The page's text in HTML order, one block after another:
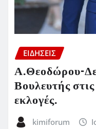
ΕΙΔΗΣΕΙΣ
Α.Θεοδώρου-
Βουλευτής
εκλογές.
kimiforum